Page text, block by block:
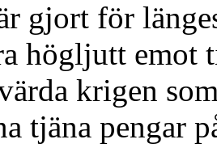
gjort för
högljutt emot
krigen
tjäna pengar